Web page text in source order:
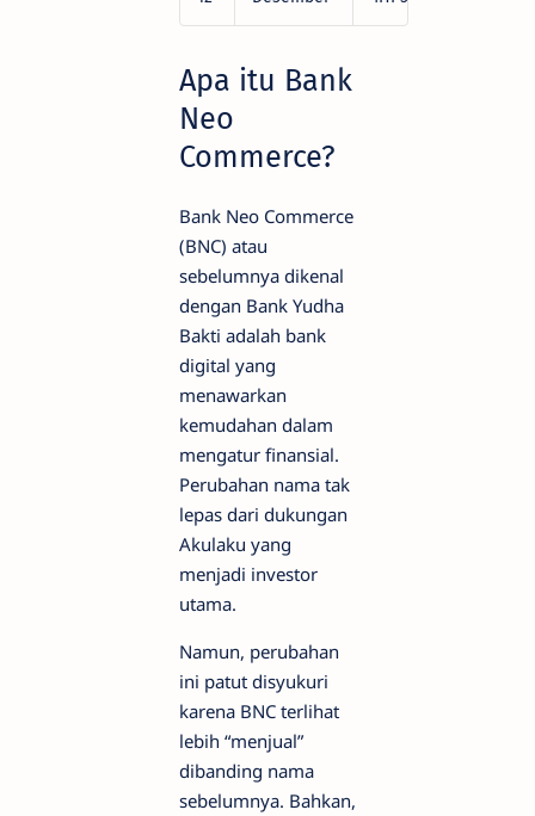
Apa itu Bank
Neo
Commerce?
Bank Neo Commerce
(BNC) atau
sebelumnya dikenal
dengan Bank Yudha
Bakti adalah bank
digital yang
menawarkan
kemudahan dalam
mengatur finansial.
Perubahan nama tak
lepas dari dukungan
Akulaku yang
menjadi investor
utama.
Namun, perubahan
ini patut disyukuri
karena BNC terlihat
lebih “menjual”
dibanding nama
sebelumnya. Bahkan,